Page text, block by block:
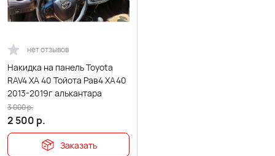
нет отзывов
Накидка на панель Toyota
RAV4 XA 40 Тойота Рав4 ХА40
2013-2019г алькантара
2 500 р.
3 000р.
Заказать